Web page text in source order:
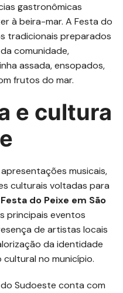
gastronômicas
à beira-mar. A Festa do
tradicionais preparados
comunidade,
assada, ensopados,
frutos do mar.
e cultura
musicais,
culturais voltadas para
Festa do Peixe em São
principais eventos
de artistas locais
da identidade
no município.
Sudoeste conta com